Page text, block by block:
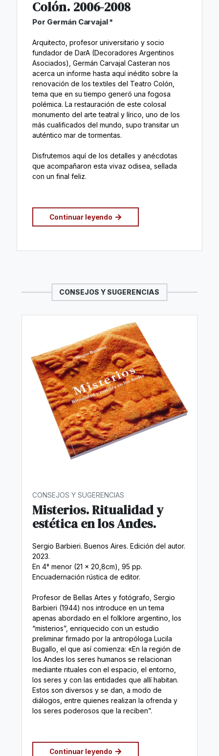
Colón. 2006-2008
Por Germán Carvajal *
Arquitecto, profesor universitario y socio
fundador de DarA (Decoradores Argentinos
Asociados), Germán Carvajal Casteran nos
acerca un informe hasta aquí inédito sobre la
renovación de los textiles del Teatro Colón,
tema que en su tiempo generó una fogosa
polémica. La restauración de este colosal
monumento del arte teatral y lírico, uno de los
más cualificados del mundo, supo transitar un
auténtico mar de tormentas.
Disfrutemos aquí de los detalles y anécdotas
que acompañaron esta vivaz odisea, sellada
con un final feliz.
Continuar leyendo
CONSEJOS Y SUGERENCIAS
CONSEJOS Y SUGERENCIAS
Misterios. Ritualidad y
estética en los Andes.
Sergio Barbieri. Buenos Aires. Edición del autor.
2023.
En 4° menor (21 x 20,8cm), 95 pp.
Encuadernación rústica de editor.
Profesor de Bellas Artes y fotógrafo, Sergio
Barbieri (1944) nos introduce en un tema
apenas abordado en el folklore argentino, los
“misterios”, enriquecido con un estudio
preliminar firmado por la antropóloga Lucila
Bugallo, el que así comienza: «En la región de
los Andes los seres humanos se relacionan
mediante rituales con el espacio, el entorno,
los seres y con las entidades que allí habitan.
Estos son diversos y se dan, a modo de
diálogos, entre quienes realizan la ofrenda y
los seres poderosos que la reciben”.
Continuar leyendo